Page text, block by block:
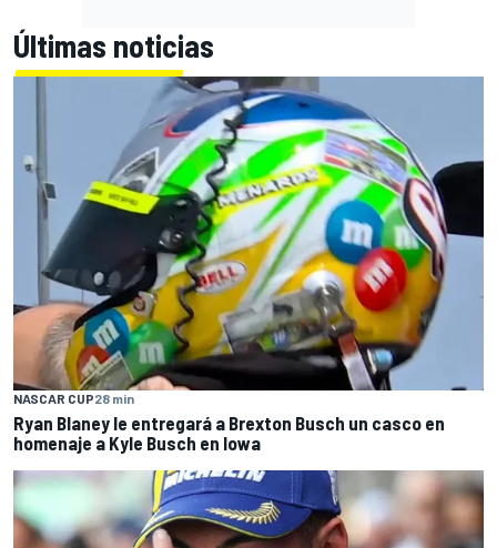
Últimas noticias
NASCAR CUP28 min
Ryan Blaney le entregará a Brexton Busch un casco en
homenaje a Kyle Busch en Iowa